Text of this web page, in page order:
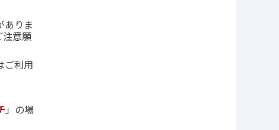
ありま
注意願
ご利用
」の場